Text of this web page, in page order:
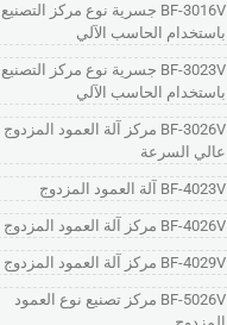
BF-3016V جسرية نوع مركز التصنيع
باستخدام الحاسب الآلي
BF-3023V جسرية نوع مركز التصنيع
باستخدام الحاسب الآلي
BF-3026V مركز آلة العمود المزدوج
عالي السرعة
BF-4023V آلة العمود المزدوج
BF-4026V مركز آلة العمود المزدوج
BF-4029V مركز آلة العمود المزدوج
BF-5026V مركز تصنيع نوع العمود